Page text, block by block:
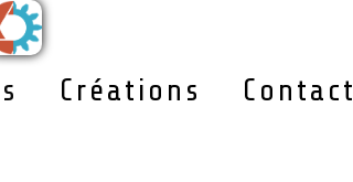
Créations Contact